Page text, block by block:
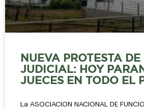
NUEVA PROTESTA DE
JUDICIAL: HOY
JUECES EN TODO EL
La ASOCIACION NACIONAL DE